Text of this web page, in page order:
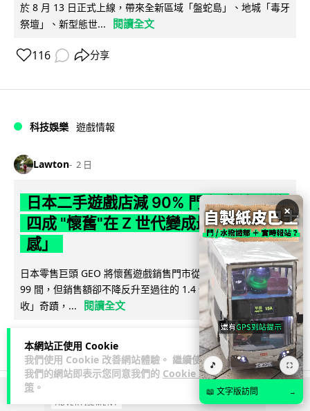
本網站正使用 Cookie
我們使用 Cookie 改善網站體驗。 繼續使用
我們的網站即表示您同意我們的 Cookie 政
策 。
於 8 月 13 日正式上線，帶來全新區域「盤蛇島」、地城「毒牙
祭壇」、新型態世...
閱讀全文
116 分享
科技娛樂 遊戲情報
Lawton 2 日
日本二手遊戲店減 90% 門市 業績反增
四成 "懷舊"在 Z 世代變成最潮「新鮮
感」
日本零售巨頭 GEO 將懷舊遊戲銷售門市從 1,000 間大幅減至
99 間，但銷售額卻不降反升至過往的 1.4 倍。做到「減店增
收」奇蹟，...
閱讀全文
ADVERTISEMENT
×
🎵 ⛶
📖 文字版訪問 →